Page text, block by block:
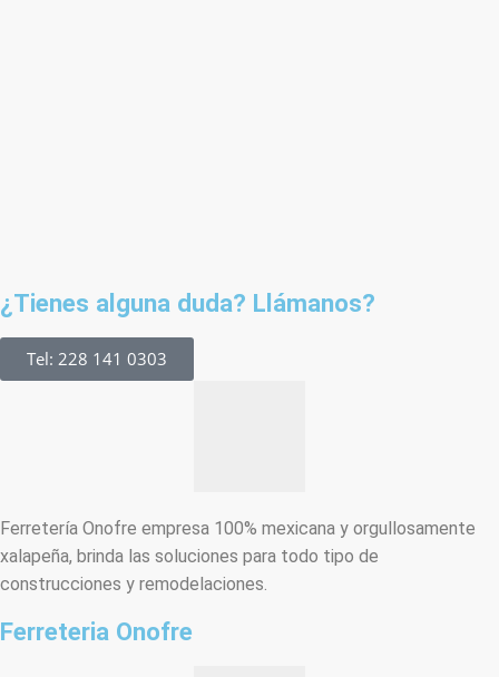
¿Tienes alguna duda? Llámanos?
Tel: 228 141 0303
Ferretería Onofre empresa 100% mexicana y orgullosamente
xalapeña, brinda las soluciones para todo tipo de
construcciones y remodelaciones.
Ferreteria Onofre